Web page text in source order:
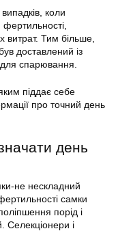
коли
фертильності,
витрат. Тим більше,
доставлений із
спарювання.
піддає себе
про точний день
день
не нескладний
самки
порід і
Селекціонери і